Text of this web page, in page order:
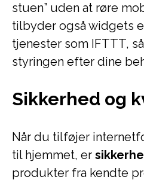
stuen” uden at røre
tilbyder også widgets
tjenester som IFTTT,
styringen efter dine
Sikkerhed og
Når du tilføjer
til hjemmet, er
produkter fra kendte